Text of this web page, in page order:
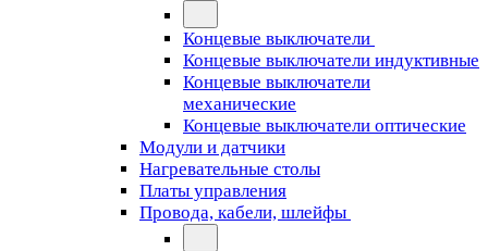
Концевые выключатели
Концевые выключатели индуктивные
Концевые выключатели
механические
Концевые выключатели оптические
Модули и датчики
Нагревательные столы
Платы управления
Провода, кабели, шлейфы